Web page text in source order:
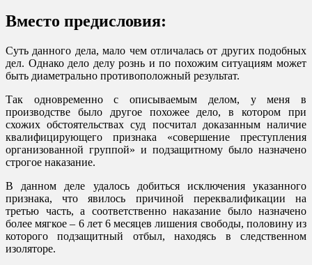
Вместо предисловия:
Суть данного дела, мало чем отличалась от других подобных
дел. Однако дело делу рознь и по похожим ситуациям может
быть диаметрально противоположный результат.
Так одновременно с описываемым делом, у меня в
производстве было другое похожее дело, в котором при
схожих обстоятельствах суд посчитал доказанным наличие
квалифицирующего признака «совершение преступления
организованной группой» и подзащитному было назначено
строгое наказание.
В данном деле удалось добиться исключения указанного
признака, что явилось причиной переквалификации на
третью часть, а соответственно наказание было назначено
более мягкое – 6 лет 6 месяцев лишения свободы, половину из
которого подзащитный отбыл, находясь в следственном
изоляторе.